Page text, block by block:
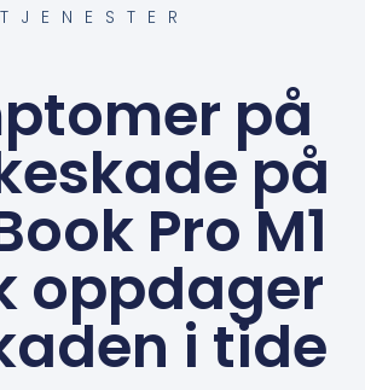
TJENESTER
på
på
Pro M1
oppdager
i tide